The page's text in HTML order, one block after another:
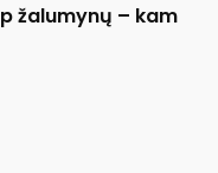
žalumynų – kam